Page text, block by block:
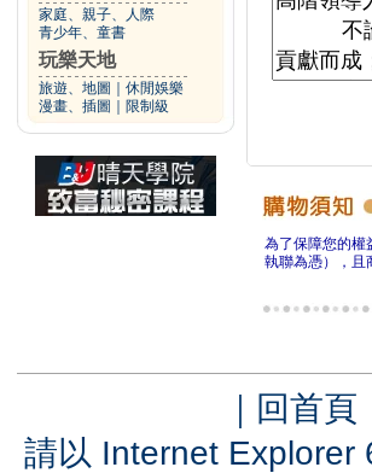
家庭、親子、人際
青少年、童書
玩樂天地
旅遊、地圖
休閒娛樂
漫畫、插圖
限制級
為了保障您的權
執聯為憑），且
｜ 回首頁
請以 Internet Explorer